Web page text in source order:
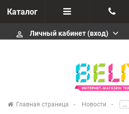
Каталог
Отзывы
perm_identity Личный кабинет (вход)
Главная страница Новости .....